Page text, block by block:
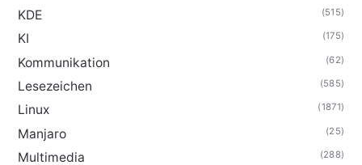
KDE (515)
KI (175)
Kommunikation (62)
Lesezeichen (585)
Linux (1871)
Manjaro (25)
Multimedia (288)